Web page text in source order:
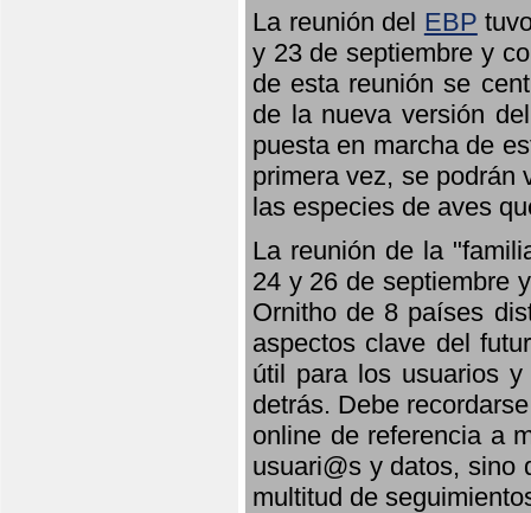
La reunión del EBP
y 23 de septiembre y
de esta reunión se
de la nueva versión
puesta en marcha de
primera vez, se podrán
las especies de aves
La reunión de la
24 y 26 de septiembre
Ornitho de 8 países
aspectos clave del
útil para los usuarios
detrás. Debe
online de referencia a
usuari@s y datos, sino
multitud de